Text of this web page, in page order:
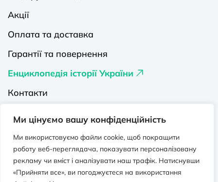
Ми цінуємо вашу конфіденційність
Ми використовуємо файли cookie, щоб покращити
роботу веб-переглядача, показувати персоналізовану
рекламу чи вміст і аналізувати наш трафік. Натиснувши
«Прийняти все», ви погоджуєтеся на використання
Акції
Оплата та доставка
Гарантії та повернення
Енциклопедія історії України
Контакти
Видавництва на Порталі
Політика конфіденційності
Публічна оферта